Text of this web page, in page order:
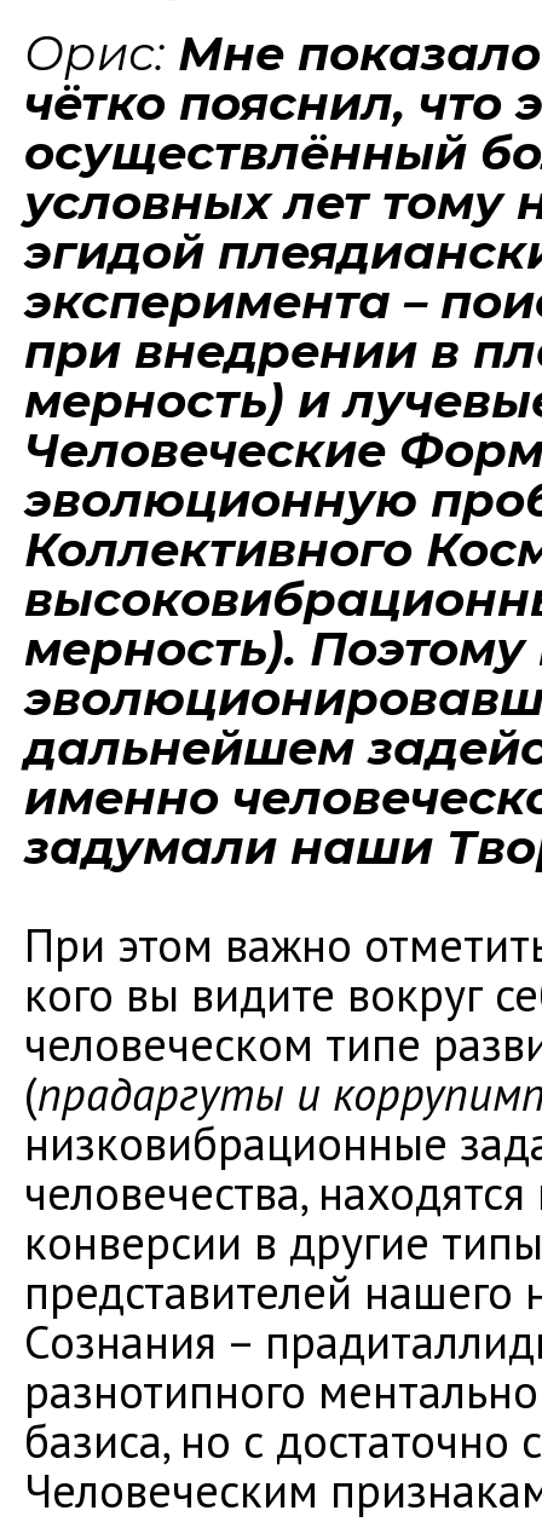
Орис: Мне
чётко пояснил, что
осуществлённый
условных лет тому
эгидой
эксперимента –
при внедрении в
мерность) и
Человеческие
эволюционную
Коллективного
мерность).
дальнейшем
именно
задумали наши
При этом важно
кого вы видите вокруг
человеческом типе
(прадаргуты и
низковибрационные
человечества,
конверсии в другие
представителей
Сознания –
разнотипного
базиса, но с
Человеческим